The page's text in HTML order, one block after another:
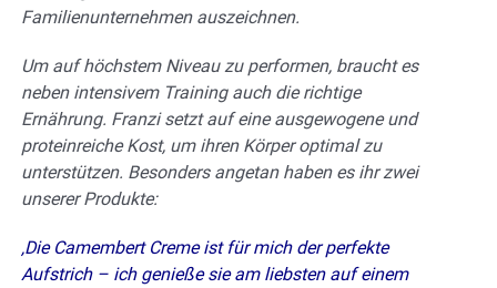
Familienunternehmen auszeichnen.
Um auf höchstem Niveau zu performen, braucht es
neben intensivem Training auch die richtige
Ernährung. Franzi setzt auf eine ausgewogene und
proteinreiche Kost, um ihren Körper optimal zu
unterstützen. Besonders angetan haben es ihr zwei
unserer Produkte:
‚Die Camembert Creme ist für mich der perfekte
Aufstrich – ich genieße sie am liebsten auf einem